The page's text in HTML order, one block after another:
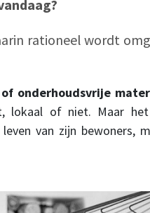
rationeel wordt
onderhoudsvrije
lokaal of niet. Maar
van zijn bewoners,